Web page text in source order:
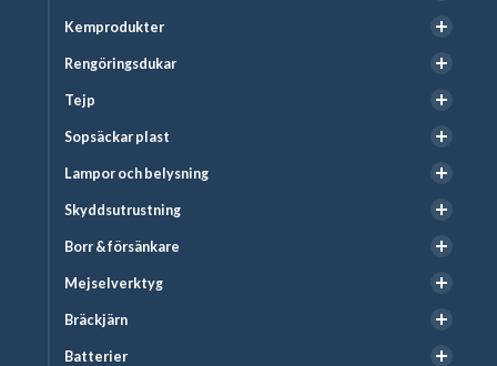
Kemprodukter
Rengöringsdukar
Tejp
Sopsäckar plast
Lampor och belysning
Skyddsutrustning
Borr & försänkare
Mejselverktyg
Bräckjärn
Batterier